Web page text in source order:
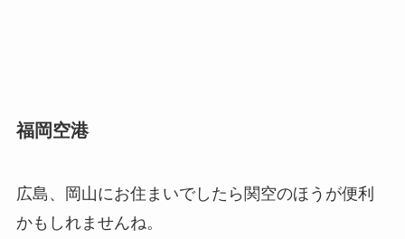
福岡空港
広島、岡山にお住まいでしたら関空のほうが便利
かもしれませんね。